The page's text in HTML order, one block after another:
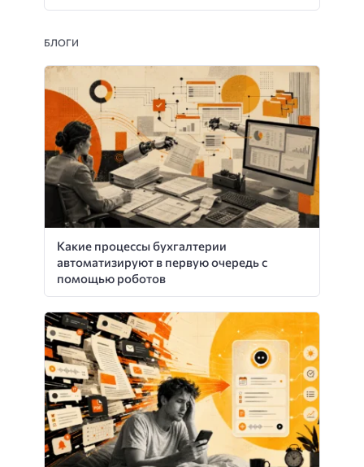
БЛОГИ
Какие процессы бухгалтерии
автоматизируют в первую очередь с
помощью роботов